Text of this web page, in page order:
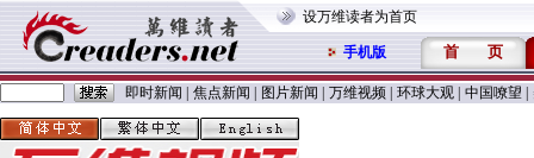
设万维读者为首页
手机版 首 页
即时新闻 焦点新闻 图片新闻 万维视频 环球大观 中国嘹望